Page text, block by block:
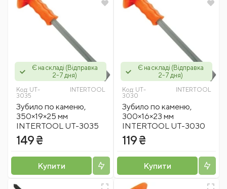
Є на складі (Відправка
2-7 дня)
Код: UT-
3035
INTERTOOL
Зубило по каменю,
350×19×25 мм
INTERTOOL UT-3035
149 ₴
Купити
Є на складі (Відправка
2-7 дня)
Код: UT-
3030
INTERTOOL
Зубило по каменю,
300×16×23 мм
INTERTOOL UT-3030
119 ₴
Купити